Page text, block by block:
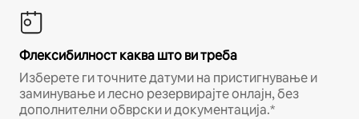
Флексибилност каква што ви треба
Изберете ги точните датуми на пристигнување и
заминување и лесно резервирајте онлајн, без
дополнителни обврски и документација.*